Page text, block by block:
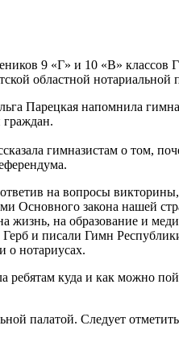
9 «Г» и 10 «В» классов
областной нотариальной
Парецкая напомнила
граждан.
гимназистам о том,
на вопросы
Основного закона нашей
жизнь, на образование и
и писали Гимн
о нотариусах.
ребятам куда и как можно
палатой. Следует